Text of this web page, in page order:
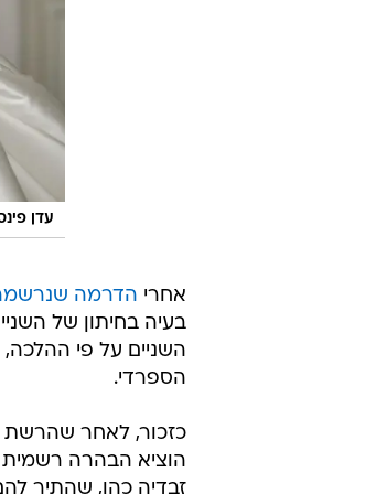
עדן
אחרי הדרמה שנרשמה
בעיה בחיתון של
השניים על פי
הספרדי.
כזכור, לאחר שהרשת
הוציא הבהרה רשמית
זבדיה כהן, שהתיר